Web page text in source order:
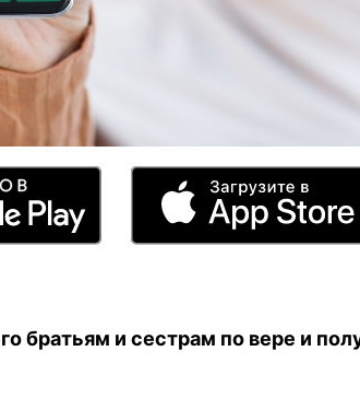
братьям и сестрам по вере и